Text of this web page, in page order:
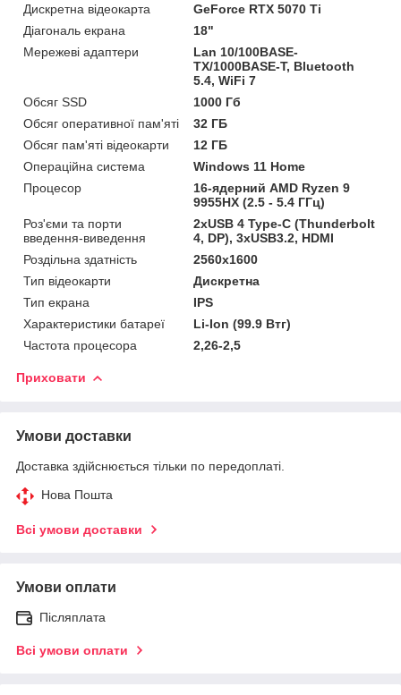
Дискретна відеокарта
GeForce RTX 5070 Ti
Діагональ екрана
18"
Мережеві адаптери
Lan 10/100BASE-
TX/1000BASE-T, Bluetooth
5.4, WiFi 7
Обсяг SSD
1000 Гб
Обсяг оперативної пам'яті
32 ГБ
Обсяг пам'яті відеокарти
12 ГБ
Операційна система
Windows 11 Home
Процесор
16-ядерний AMD Ryzen 9
9955HX (2.5 - 5.4 ГГц)
Роз'єми та порти
введення-виведення
2xUSB 4 Type-C (Thunderbolt
4, DP), 3xUSB3.2, HDMI
Роздільна здатність
2560x1600
Тип відеокарти
Дискретна
Тип екрана
IPS
Характеристики батареї
Li-Ion (99.9 Втг)
Частота процесора
2,26-2,5
Приховати
Умови доставки
Доставка здійснюється тільки по передоплаті.
Нова Пошта
Всі умови доставки
Умови оплати
Післяплата
Всі умови оплати